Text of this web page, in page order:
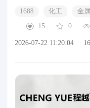
1688 化工 金
15
0
2026-07-22 11:20:04